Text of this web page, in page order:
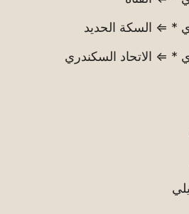
* ⇐ السكة الحديد
⇐ الاتحاد السكندري